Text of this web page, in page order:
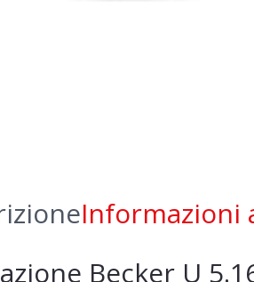
Informazioni
Becker U